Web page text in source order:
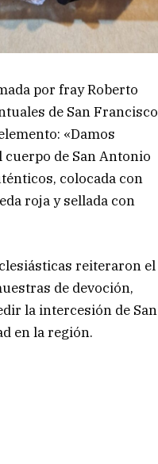
por fray Roberto
de San Francisco
«Damos
de San Antonio
colocada con
roja y sellada con
reiteraron el
de devoción,
la intercesión de San
en la región.